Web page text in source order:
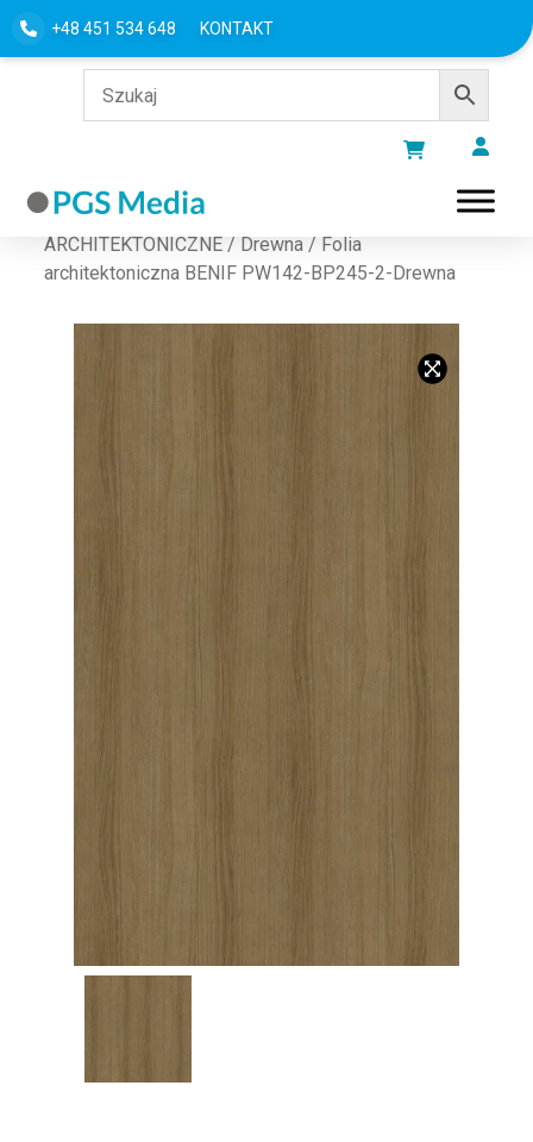
+48 451 534 648 KONTAKT
Strona główna/FOLIE
ARCHITEKTONICZNE / Drewna / Folia
architektoniczna BENIF PW142-BP245-2-Drewna